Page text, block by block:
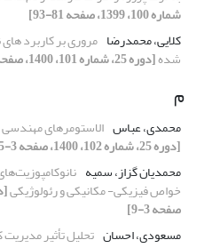
شماره 100، 1399، صفحه 81-93]
کلایی، محمدرضا مروری بر کاربرد
شده[دوره 25، شماره 101، 1400، صفحه 37-56]
م
محمدی، عباس الاستومرهای
[دوره 25، شماره 102، 1400، صفحه 3-15]
محمدیان گزاز، سمیه
خواص فیزیکی- مکانیکی و رئولوژیکی
صفحه 3-9]
مسعودی، احسان تحلیل تأثیر